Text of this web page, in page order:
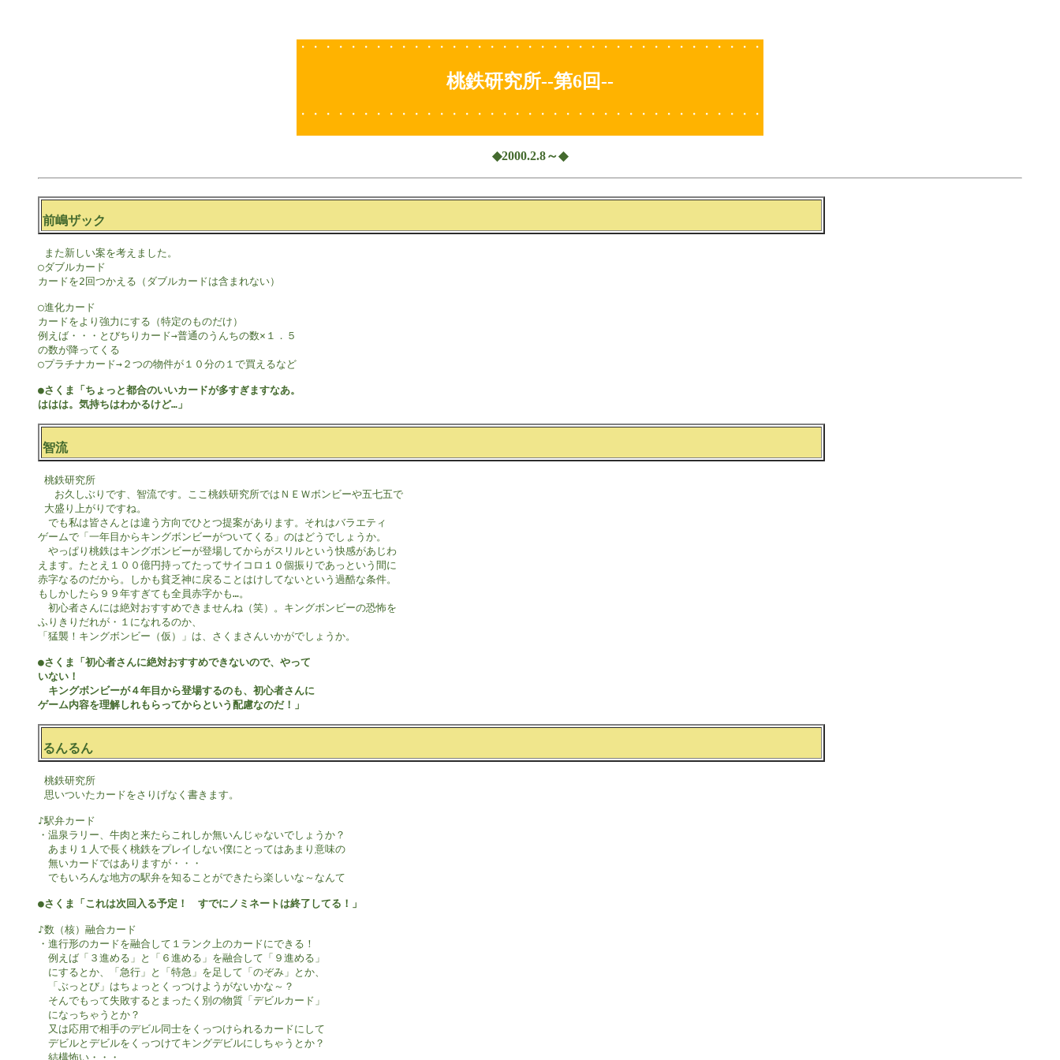
・・・・・・・・・・・・・・・・・・・・・・・・・・・・・・・・・・・・・
桃鉄研究所--第6回--
・・・・・・・・・・・・・・・・・・・・・・・・・・・・・・・・・・・・・
◆2000.2.8～◆
前嶋ザック
また新しい案を考えました。
○ダブルカード
カードを2回つかえる（ダブルカードは含まれない）
○進化カード
カードをより強力にする（特定のものだけ）
例えば・・・とびちりカード→普通のうんちの数×１．５
の数が降ってくる
○プラチナカード→２つの物件が１０分の１で買えるなど
●さくま「ちょっと都合のいいカードが多すぎますなあ。
ははは。気持ちはわかるけど…」
智流
桃鉄研究所
お久しぶりです、智流です。ここ桃鉄研究所ではＮＥＷボンビーや五七五で
大盛り上がりですね。
でも私は皆さんとは違う方向でひとつ提案があります。それはバラエティ
ゲームで「一年目からキングボンビーがついてくる」のはどうでしょうか。
やっぱり桃鉄はキングボンビーが登場してからがスリルという快感があじわ
えます。たとえ１００億円持ってたってサイコロ１０個振りであっという間に
赤字なるのだから。しかも貧乏神に戻ることはけしてないという過酷な条件。
もしかしたら９９年すぎても全員赤字かも…。
初心者さんには絶対おすすめできませんね（笑）。キングボンビーの恐怖を
ふりきりだれが・１になれるのか、
「猛襲！キングボンビー（仮）」は、さくまさんいかがでしょうか。
●さくま「初心者さんに絶対おすすめできないので、やって
いない！
キングボンビーが４年目から登場するのも、初心者さんに
ゲーム内容を理解しれもらってからという配慮なのだ！」
るんるん
桃鉄研究所
思いついたカードをさりげなく書きます。
♪駅弁カード
・温泉ラリー、牛肉と来たらこれしか無いんじゃないでしょうか？
あまり１人で長く桃鉄をプレイしない僕にとってはあまり意味の
無いカードではありますが・・・
でもいろんな地方の駅弁を知ることができたら楽しいな～なんて
●さくま「これは次回入る予定！　すでにノミネートは終了してる！」
♪数（核）融合カード
・進行形のカードを融合して１ランク上のカードにできる！
例えば「３進める」と「６進める」を融合して「９進める」
にするとか、「急行」と「特急」を足して「のぞみ」とか、
「ぶっとび」はちょっとくっつけようがないかな～？
そんでもって失敗するとまったく別の物質「デビルカード」
になっちゃうとか？
又は応用で相手のデビル同士をくっつけられるカードにして
デビルとデビルをくっつけてキングデビルにしちゃうとか？
結構怖い・・・